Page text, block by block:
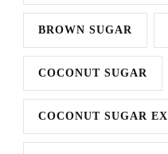
BROWN SUGAR
COCONUT SUGAR
COCONUT SUGAR